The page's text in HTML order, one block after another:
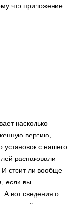
что приложение
насколько
версию,
установок с нашего
распаковали
стоит ли вообще
если вы
А вот сведения о